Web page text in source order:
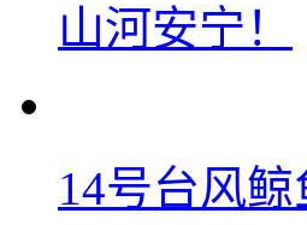
山河安宁！
14号台风